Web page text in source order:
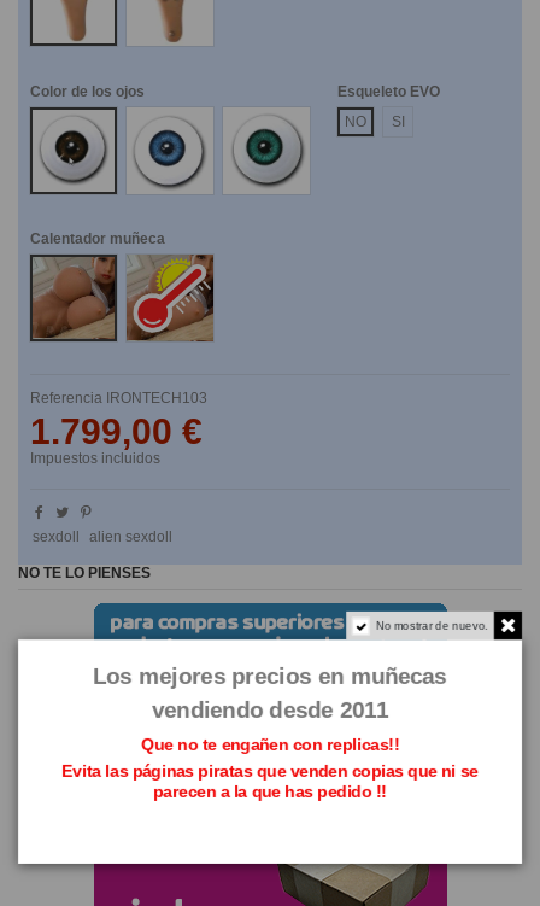
Color de los ojos
Marrones
Azules Verdes
Esqueleto EVO
NO
SI
Calentador muñeca
No
Si
Referencia IRONTECH103
1.799,00 €
Impuestos incluidos
sexdoll alien sexdoll
NO TE LO PIENSES
No mostrar de nuevo.
Los mejores precios en muñecas
vendiendo desde 2011
Que no te engañen con replicas!!
Evita las páginas piratas que venden copias que ni se
parecen a la que has pedido !!